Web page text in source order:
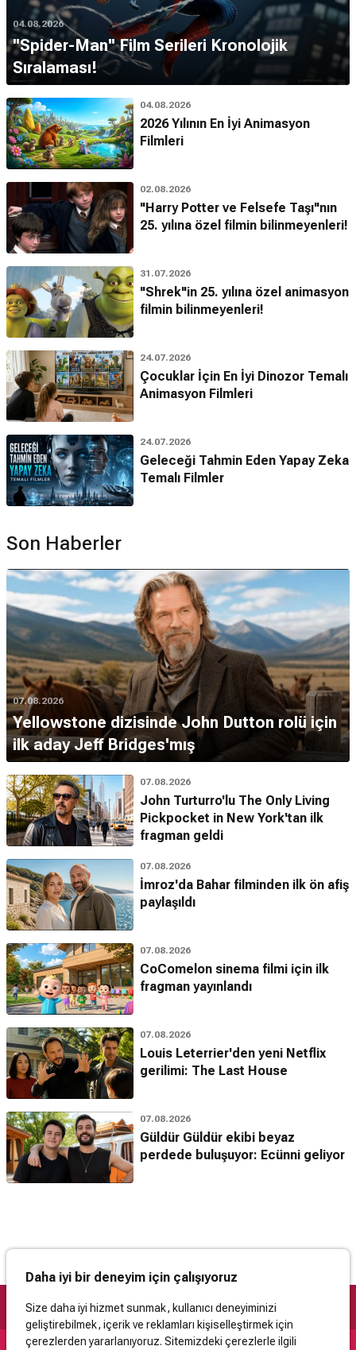
04.08.2026
''Spider-Man'' Film Serileri Kronolojik
Sıralaması!
04.08.2026
2026 Yılının En İyi Animasyon
Filmleri
02.08.2026
"Harry Potter ve Felsefe Taşı"nın
25. yılına özel filmin bilinmeyenleri!
31.07.2026
"Shrek"in 25. yılına özel animasyon
filmin bilinmeyenleri!
24.07.2026
Çocuklar İçin En İyi Dinozor Temalı
Animasyon Filmleri
24.07.2026
Geleceği Tahmin Eden Yapay Zeka
Temalı Filmler
Son Haberler
07.08.2026
Yellowstone dizisinde John Dutton rolü için
ilk aday Jeff Bridges'mış
07.08.2026
John Turturro'lu The Only Living
Pickpocket in New York'tan ilk
fragman geldi
07.08.2026
İmroz'da Bahar filminden ilk ön afiş
paylaşıldı
07.08.2026
CoComelon sinema filmi için ilk
fragman yayınlandı
07.08.2026
Louis Leterrier'den yeni Netflix
gerilimi: The Last House
07.08.2026
Güldür Güldür ekibi beyaz
perdede buluşuyor: Ecünni geliyor
Daha iyi bir deneyim için çalışıyoruz
Size daha iyi hizmet sunmak, kullanıcı deneyiminizi
geliştirebilmek, içerik ve reklamları kişiselleştirmek için
çerezlerden yararlanıyoruz. Sitemizdeki çerezlerle ilgili